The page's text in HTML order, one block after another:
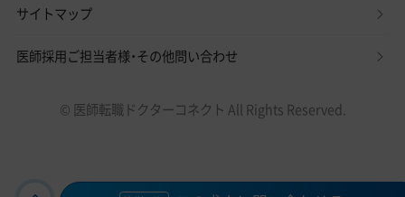
サイトマップ
医師採用ご担当者様・その他問い合わせ
© 医師転職ドクターコネクト All Rights Reserved.